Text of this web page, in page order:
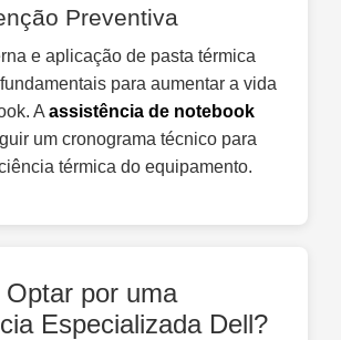
Preventiva
e aplicação de pasta térmica
para aumentar a vida
A assistência de notebook
um cronograma técnico para
térmica do equipamento.
Optar por uma
Especializada Dell?